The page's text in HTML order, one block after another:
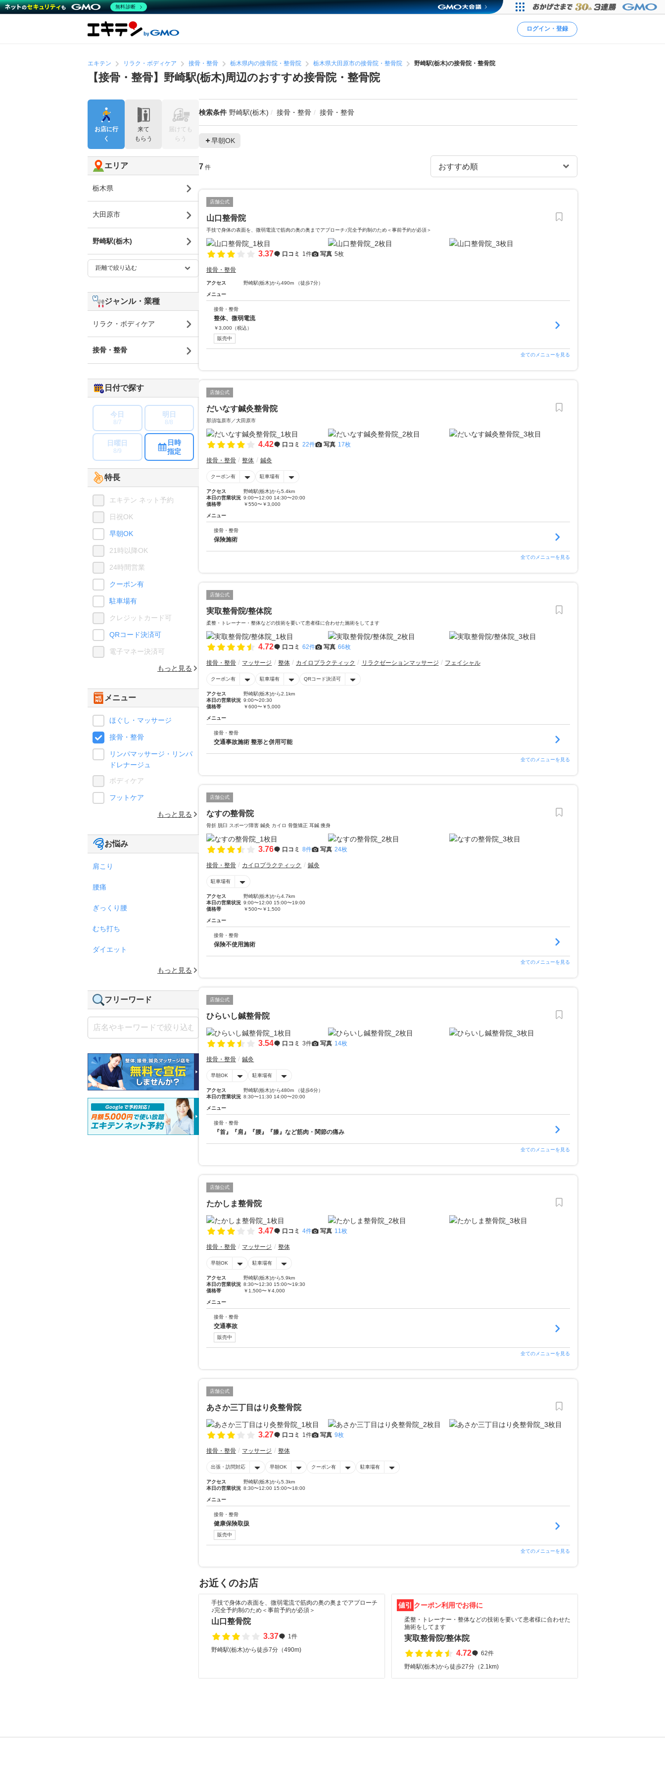
ログイン・登録
エキテン リラク・ボディケア 接骨・整骨 栃木県内の接骨院・整骨院 栃木県大田原市の接骨院・整骨院 野崎駅(栃木)の接骨院・整骨院
【接骨・整骨】野崎駅(栃木)周辺のおすすめ接骨院・整骨院
検索条件 野崎駅(栃木) 接骨・整骨 接骨・整骨
早朝OK
7 件
店舗公式
山口整骨院
手技で身体の表面を、微弱電流で筋肉の奥の奥までアプローチ♪完全予約制のため＜事前予約が必須＞
3.37 口コミ 1件 写真 5枚
接骨・整骨
アクセス 野崎駅(栃木)から490m （徒歩7分）
メニュー
接骨・整骨
整体、微弱電流
￥3,000 （税込）
販売中
全てのメニューを見る
店舗公式
だいなす鍼灸整骨院
那須塩原市／大田原市
4.42 口コミ 22件 写真 17枚
接骨・整骨 整体 鍼灸
クーポン有 駐車場有
アクセス
野崎駅(栃木)から5.4km
本日の営業状況 9:00〜12:00 14:30〜20:00
価格帯
￥550〜￥3,000
メニュー
接骨・整骨
保険施術
全てのメニューを見る
店舗公式
実取整骨院/整体院
柔整・トレーナー・整体などの技術を要いて患者様に合わせた施術をしてます
4.72 口コミ 62件 写真 66枚
接骨・整骨 マッサージ 整体 カイロプラクティック リラクゼーションマッサージ フェイシャル
クーポン有 駐車場有 QRコード決済可
アクセス
野崎駅(栃木)から2.1km
本日の営業状況 9:00〜20:30
価格帯
￥600〜￥5,000
メニュー
接骨・整骨
交通事故施術 整形と併用可能
全てのメニューを見る
店舗公式
なすの整骨院
骨折 脱臼 スポーツ障害 鍼灸 カイロ 骨盤矯正 耳鍼 痩身
3.76 口コミ 8件 写真 24枚
接骨・整骨 カイロプラクティック 鍼灸
駐車場有
アクセス
野崎駅(栃木)から4.7km
本日の営業状況 9:00〜12:00 15:00〜19:00
価格帯
￥500〜￥1,500
メニュー
接骨・整骨
保険不使用施術
全てのメニューを見る
店舗公式
ひらいし鍼整骨院
3.54 口コミ 3件 写真 14枚
接骨・整骨 鍼灸
早朝OK 駐車場有
アクセス
野崎駅(栃木)から480m （徒歩6分）
本日の営業状況 8:30〜11:30 14:00〜20:00
メニュー
接骨・整骨
『首』『肩』『腰』『膝』など筋肉・関節の痛み
全てのメニューを見る
店舗公式
たかしま整骨院
3.47 口コミ 4件 写真 11枚
接骨・整骨 マッサージ 整体
早朝OK 駐車場有
アクセス
野崎駅(栃木)から5.9km
本日の営業状況 8:30〜12:30 15:00〜19:30
価格帯
￥1,500〜￥4,000
メニュー
接骨・整骨
交通事故
販売中
全てのメニューを見る
店舗公式
あさか三丁目はり灸整骨院
3.27 口コミ 1件 写真 9枚
接骨・整骨 マッサージ 整体
出張・訪問対応 早朝OK クーポン有 駐車場有
アクセス
野崎駅(栃木)から5.3km
本日の営業状況 8:30〜12:00 15:00〜18:00
メニュー
接骨・整骨
健康保険取扱
販売中
全てのメニューを見る
お近くのお店
手技で身体の表面を、微弱電流で筋肉の奥の奥までアプローチ
♪完全予約制のため＜事前予約が必須＞
山口整骨院
3.37
1件
野崎駅(栃木)から徒歩7分（490m)
値引 クーポン利用でお得に
柔整・トレーナー・整体などの技術を要いて患者様に合わせた
施術をしてます
実取整骨院/整体院
4.72
62件
野崎駅(栃木)から徒歩27分（2.1km)
お店に行
く
来て
もらう
届けても
らう
エリア
栃木県
大田原市
野崎駅(栃木)
ジャンル・業種
リラク・ボディケア
接骨・整骨
日付で探す
今日
8/7
明日
8/8
日曜日
8/9
日時
指定
特長
エキテン ネット予約
日祝OK
早朝OK
21時以降OK
24時間営業
クーポン有
駐車場有
クレジットカード可
QRコード決済可
電子マネー決済可
もっと見る
メニュー
ほぐし・マッサージ
接骨・整骨
リンパマッサージ・リンパ
ドレナージュ
ボディケア
フットケア
もっと見る
お悩み
肩こり
腰痛
ぎっくり腰
むち打ち
ダイエット
もっと見る
フリーワード
無料診断